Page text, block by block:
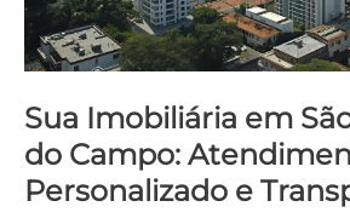
Sua Imobiliária em
do Campo:
Personalizado e
Personalizado
e